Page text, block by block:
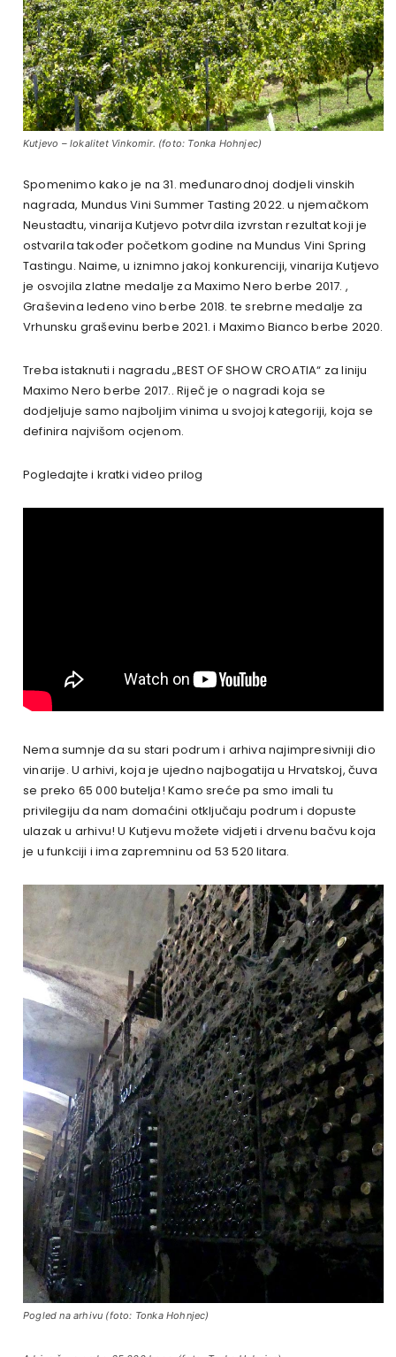
Kutjevo – lokalitet Vinkomir. (foto: Tonka Hohnjec)
Spomenimo kako je na 31. međunarodnoj dodjeli vinskih
nagrada, Mundus Vini Summer Tasting 2022. u njemačkom
Neustadtu, vinarija Kutjevo potvrdila izvrstan rezultat koji je
ostvarila također početkom godine na Mundus Vini Spring
Tastingu. Naime, u iznimno jakoj konkurenciji, vinarija Kutjevo
je osvojila zlatne medalje za Maximo Nero berbe 2017. ,
Graševina ledeno vino berbe 2018. te srebrne medalje za
Vrhunsku graševinu berbe 2021. i Maximo Bianco berbe 2020.
Treba istaknuti i nagradu „BEST OF SHOW CROATIA“ za liniju
Maximo Nero berbe 2017.. Riječ je o nagradi koja se
dodjeljuje samo najboljim vinima u svojoj kategoriji, koja se
definira najvišom ocjenom.
Pogledajte i kratki video prilog
Nema sumnje da su stari podrum i arhiva najimpresivniji dio
vinarije. U arhivi, koja je ujedno najbogatija u Hrvatskoj, čuva
se preko 65 000 butelja! Kamo sreće pa smo imali tu
privilegiju da nam domaćini otključaju podrum i dopuste
ulazak u arhivu! U Kutjevu možete vidjeti i drvenu bačvu koja
je u funkciji i ima zapremninu od 53 520 litara.
Pogled na arhivu (foto: Tonka Hohnjec)